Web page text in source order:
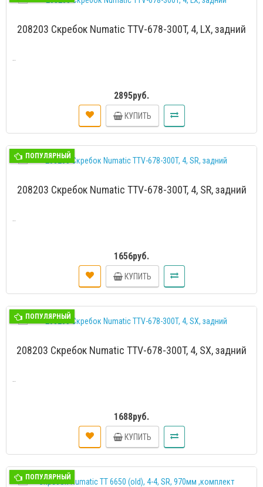
208203 Скребок Numatic TTV-678-300T, 4, LX, задний
2895руб.
КУПИТЬ
ПОПУЛЯРНЫЙ
208203 Скребок Numatic TTV-678-300T, 4, SR, задний
1656руб.
КУПИТЬ
ПОПУЛЯРНЫЙ
208203 Скребок Numatic TTV-678-300T, 4, SX, задний
1688руб.
КУПИТЬ
ПОПУЛЯРНЫЙ